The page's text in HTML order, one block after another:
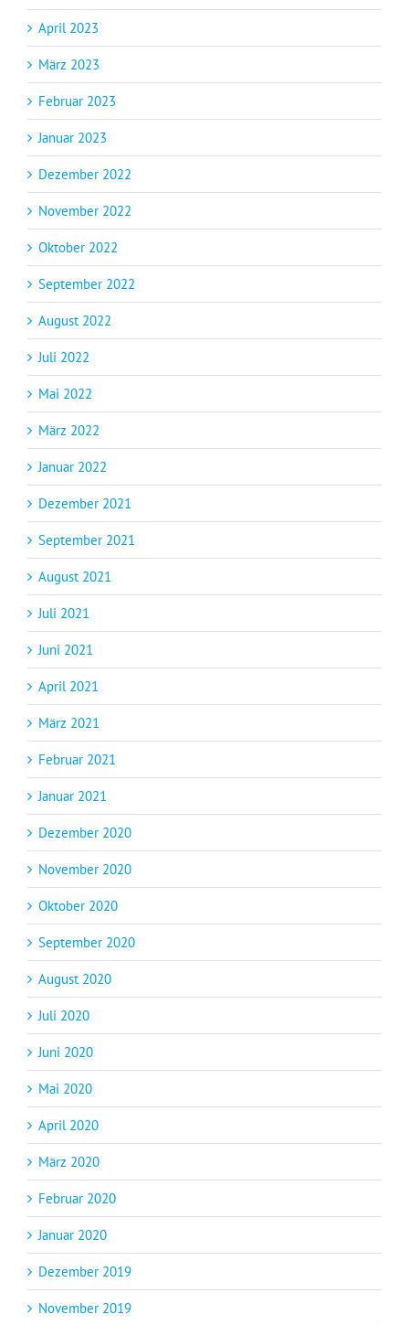
April 2023
März 2023
Februar 2023
Januar 2023
Dezember 2022
November 2022
Oktober 2022
September 2022
August 2022
Juli 2022
Mai 2022
März 2022
Januar 2022
Dezember 2021
September 2021
August 2021
Juli 2021
Juni 2021
April 2021
März 2021
Februar 2021
Januar 2021
Dezember 2020
November 2020
Oktober 2020
September 2020
August 2020
Juli 2020
Juni 2020
Mai 2020
April 2020
März 2020
Februar 2020
Januar 2020
Dezember 2019
November 2019